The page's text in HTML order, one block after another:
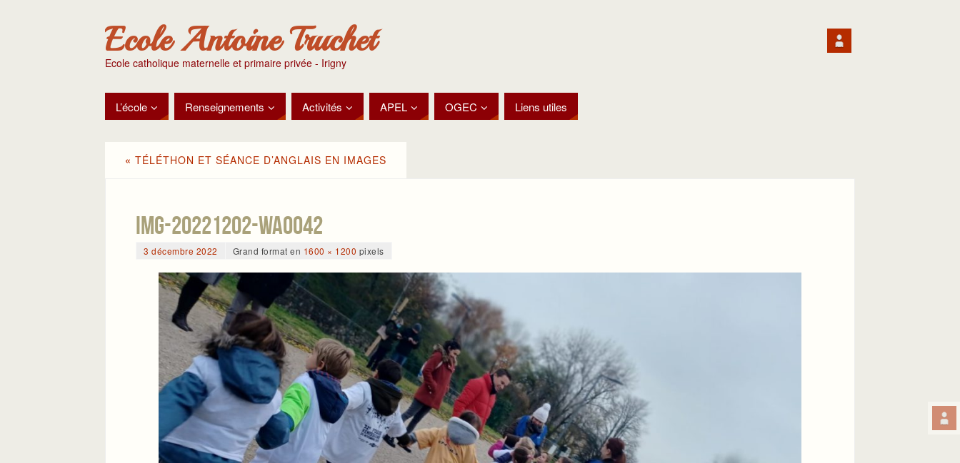
Ecole Antoine Truchet
Ecole catholique maternelle et primaire privée - Irigny
L’école Renseignements Activités APEL OGEC Liens utiles
« TÉLÉTHON ET SÉANCE D’ANGLAIS EN IMAGES
IMG-20221202-WA0042
3 décembre 2022 Grand format en 1600 × 1200 pixels